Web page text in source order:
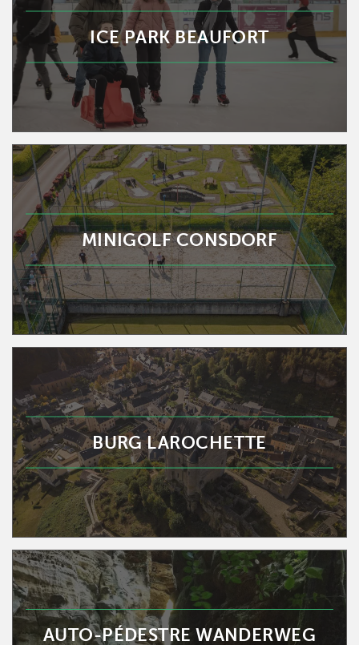
ICE PARK BEAUFORT
MINIGOLF CONSDORF
BURG LAROCHETTE
AUTO-PÉDESTRE WANDERWEG